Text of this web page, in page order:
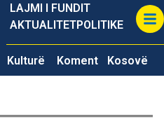
LAJMI I FUNDIT
AKTUALITETPOLITIKE
Kulturë Koment Kosovë